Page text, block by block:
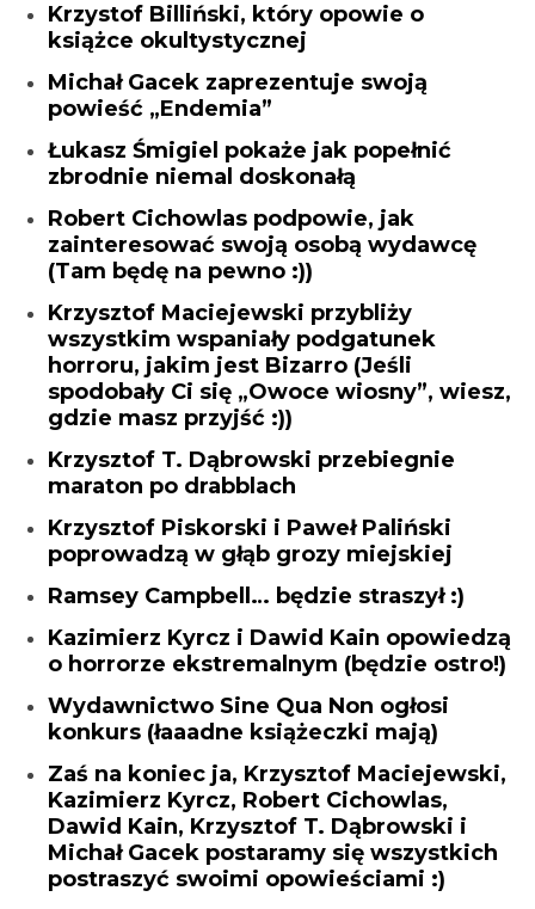
Krzystof Billiński, który opowie o
książce okultystycznej
Michał Gacek zaprezentuje swoją
powieść „Endemia”
Łukasz Śmigiel pokaże jak popełnić
zbrodnie niemal doskonałą
Robert Cichowlas podpowie, jak
zainteresować swoją osobą wydawcę
(Tam będę na pewno :))
Krzysztof Maciejewski przybliży
wszystkim wspaniały podgatunek
horroru, jakim jest Bizarro (Jeśli
spodobały Ci się „Owoce wiosny”, wiesz,
gdzie masz przyjść :))
Krzysztof T. Dąbrowski przebiegnie
maraton po drabblach
Krzysztof Piskorski i Paweł Paliński
poprowadzą w głąb grozy miejskiej
Ramsey Campbell… będzie straszył :)
Kazimierz Kyrcz i Dawid Kain opowiedzą
o horrorze ekstremalnym (będzie ostro!)
Wydawnictwo Sine Qua Non ogłosi
konkurs (łaaadne książeczki mają)
Zaś na koniec ja, Krzysztof Maciejewski,
Kazimierz Kyrcz, Robert Cichowlas,
Dawid Kain, Krzysztof T. Dąbrowski i
Michał Gacek postaramy się wszystkich
postraszyć swoimi opowieściami :)